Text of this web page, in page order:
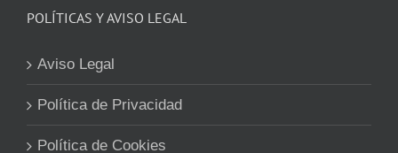
POLÍTICAS Y AVISO LEGAL
Aviso Legal
Política de Privacidad
Política de Cookies